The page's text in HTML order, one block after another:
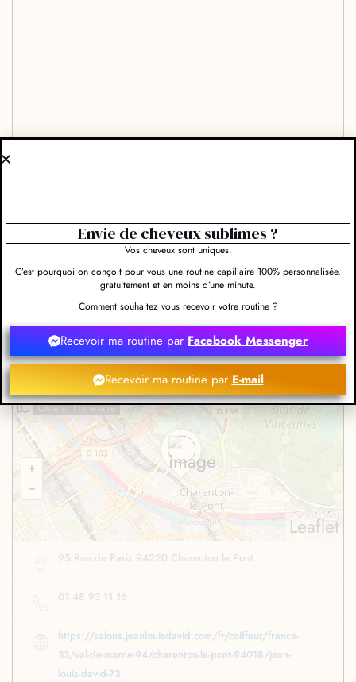
Evaluez-nous et rédigez un commentaire
Leaflet
Obtenir l'itinéraire
95 Rue de Paris 94220 Charenton le Pont
01 48 93 11 16
https://salons.jeanlouisdavid.com/fr/coiffeur/france-
33/val-de-marne-94/charenton-le-pont-94018/jean-
louis-david-73
Envie de cheveux sublimes ?
Vos cheveux sont uniques.
C’est pourquoi on conçoit pour vous une routine capillaire 100% personnalisée,
gratuitement et en moins d’une minute.
Comment souhaitez vous recevoir votre routine ?
Recevoir ma routine parFacebook Messenger
Recevoir ma routine par E-mail